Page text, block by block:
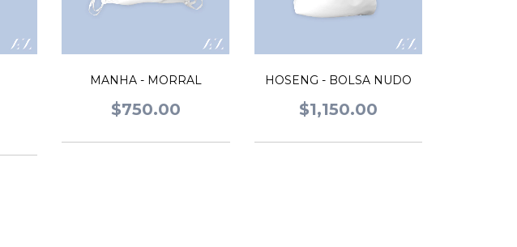
MANHA - MORRAL
$750.00
HOSENG - BOLSA NUDO
$1,150.00